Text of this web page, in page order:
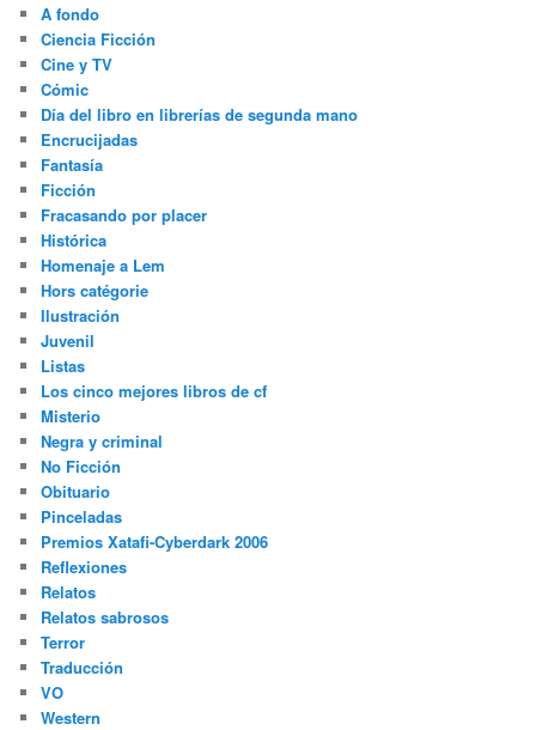
A fondo
Ciencia Ficción
Cine y TV
Cómic
Día del libro en librerías de segunda mano
Encrucijadas
Fantasía
Ficción
Fracasando por placer
Histórica
Homenaje a Lem
Hors catégorie
Ilustración
Juvenil
Listas
Los cinco mejores libros de cf
Misterio
Negra y criminal
No Ficción
Obituario
Pinceladas
Premios Xatafi-Cyberdark 2006
Reflexiones
Relatos
Relatos sabrosos
Terror
Traducción
VO
Western